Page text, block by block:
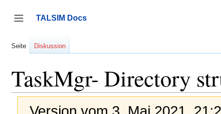
springen
Seitenleiste umschalten
TALSIM Docs
Seite Diskussion
TaskMgr- Directory